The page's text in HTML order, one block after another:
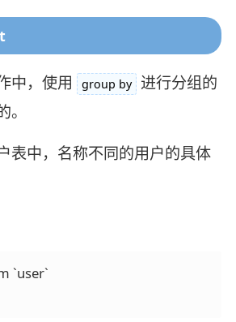
中，使用 group by
进行分组的
表中，名称不同的用户的具体
`user`